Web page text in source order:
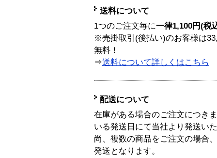
送料について
1つのご注文毎に一律1,100円(税
※売掛取引(後払い)のお客様は
無料！
⇒送料について詳しくはこちら
配送について
在庫がある場合のご注文につき
いる発送日にて当社より発送い
尚、複数の商品をご注文の場合
発送となります。